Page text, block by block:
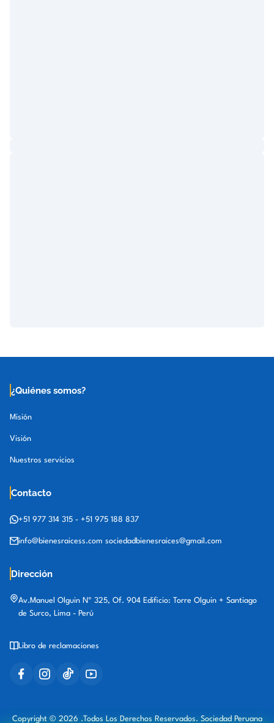
¿Quiénes somos?
Misión
Visión
Nuestros servicios
Contacto
+51 977 314 315 - +51 975 188 837
info@bienesraicess.com sociedadbienesraices@gmail.com
Dirección
Av.Manuel Olguin Nº 325, Of. 904 Edificio: Torre Olguin + Santiago
de Surco, Lima - Perú
Libro de reclamaciones
Copyright © 2026 .Todos Los Derechos Reservados. Sociedad Peruana